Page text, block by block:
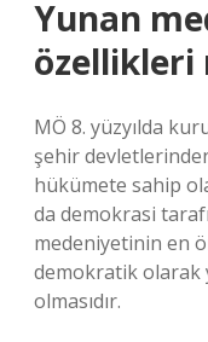
Yunan
özellikleri
MÖ 8. yüzyılda
şehir
hükümete sahip
da demokrasi
medeniyetinin en
demokratik olarak
olmasıdır.